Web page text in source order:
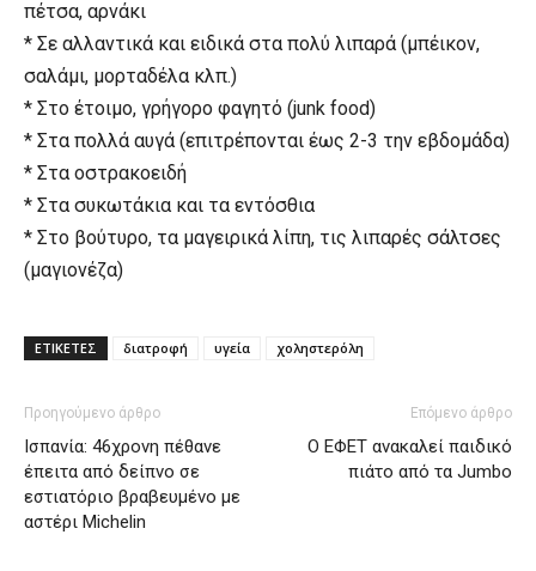
πέτσα, αρνάκι
* Σε αλλαντικά και ειδικά στα πολύ λιπαρά (μπέικον,
σαλάμι, μορταδέλα κλπ.)
* Στο έτοιμο, γρήγορο φαγητό (junk food)
* Στα πολλά αυγά (επιτρέπονται έως 2-3 την εβδομάδα)
* Στα οστρακοειδή
* Στα συκωτάκια και τα εντόσθια
* Στο βούτυρο, τα μαγειρικά λίπη, τις λιπαρές σάλτσες
(μαγιονέζα)
ΕΤΙΚΕΤΕΣ διατροφή υγεία χοληστερόλη
Προηγούμενο άρθρο
Ισπανία: 46χρονη πέθανε
έπειτα από δείπνο σε
εστιατόριο βραβευμένο με
αστέρι Michelin
Επόμενο άρθρο
Ο ΕΦΕΤ ανακαλεί παιδικό
πιάτο από τα Jumbo